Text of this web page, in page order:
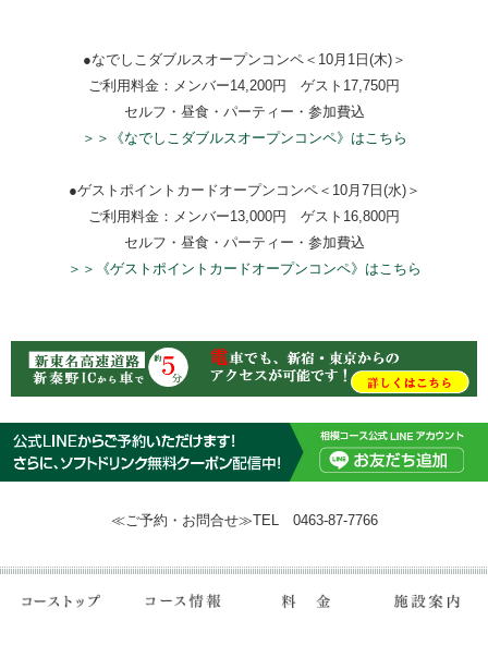
●なでしこダブルスオープンコンペ＜10月1日(木)＞
ご利用料金：メンバー14,200円 ゲスト17,750円
セルフ・昼食・パーティー・参加費込
＞＞《なでしこダブルスオープンコンペ》はこちら
●ゲストポイントカードオープンコンペ＜10月7日(水)＞
ご利用料金：メンバー13,000円 ゲスト16,800円
セルフ・昼食・パーティー・参加費込
＞＞《ゲストポイントカードオープンコンペ》はこちら
≪ご予約・お問合せ≫TEL 0463-87-7766